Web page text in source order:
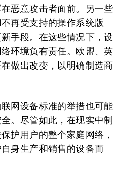
恶意攻击者面前。另一些
再受支持的操作系统版
手段。在这些情况下，设
环境负有责任。欧盟、英
做出改变，以明确制造商
网设备标准的举措也可能
。尽管如此，在现实中制
护用户的整个家庭网络，
身生产和销售的设备而